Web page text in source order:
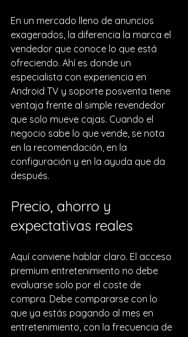
En un mercado lleno de anuncios
exagerados, la diferencia la marca el
vendedor que conoce lo que está
ofreciendo. Ahí es donde un
especialista con experiencia en
Android TV y soporte posventa tiene
ventaja frente al simple revendedor
que solo mueve cajas. Cuando el
negocio sabe lo que vende, se nota
en la recomendación, en la
configuración y en la ayuda que da
después.
Precio, ahorro y
expectativas reales
Aquí conviene hablar claro. El acceso
premium entretenimiento no debe
evaluarse solo por el coste de
compra. Debe compararse con lo
que ya estás pagando al mes en
entretenimiento, con la frecuencia de